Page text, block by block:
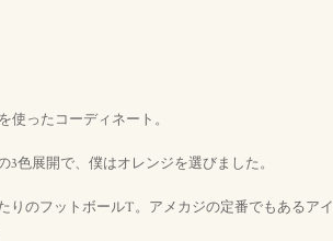
使ったコーディネート。
色展開で、僕はオレンジを選びました。
りのフットボールT。アメカジの定番でもあるア